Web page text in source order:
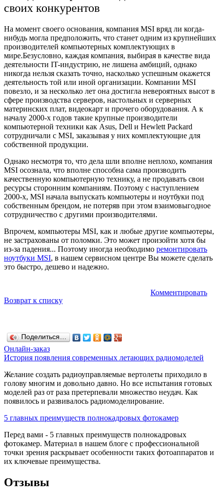
своих конкурентов
На момент своего основания, компания MSI вряд ли когда-
нибудь могла предположить, что станет одним из крупнейших
производителей компьютерных комплектующих в
мире.Безусловно, каждая компания, выбирая в качестве вида
деятельности IT-индустрию, не лишена амбиций, однако
никогда нельзя сказать точно, насколько успешным окажется
деятельность той или иной организации. Компании MSI
повезло, и за несколько лет она достигла невероятных высот в
сфере производства серверов, настольных и серверных
материнских плат, видеокарт и прочего оборудования. А к
началу 2000-х годов такие крупные производители
компьютерной техники как Asus, Dell и Hewlett Packard
сотрудничали с MSI, заказывая у них комплектующие для
собственной продукции.
Однако несмотря то, что дела шли вполне неплохо, компания
MSI осознала, что вполне способна сама производить
качественную компьютерную технику, а не продавать свои
ресурсы сторонним компаниям. Поэтому с наступлением
2000-х, MSI начала выпускать компьютеры и ноутбуки под
собственным брендом, не потеряв при этом взаимовыгодное
сотрудничество с другими производителями.
Впрочем, компьютеры MSI, как и любые другие компьютеры,
не застрахованы от поломки. Это может произойти хотя бы
из-за падения... Поэтому иногда необходимо ремонтировать
ноутбуки MSI, в нашем сервисном центре Вы можете сделать
это быстро, дешево и надежно.
Комментировать
Возврат к списку
Поделиться…
Онлайн-заказ
История появления современных летающих радиомоделей
Желание создать радиоуправляемые вертолеты приходило в
голову многим и довольно давно. Но все испытания готовых
моделей раз от раза претерпевали множество неудач. Как
появилось и развивалось радиомоделирование.
5 главных преимуществ полнокадровых фотокамер
Перед вами - 5 главных преимуществ полнокадровых
фотокамер. Материал в нашем блоге с профессиональной
точки зрения раскрывает особенности таких фотоаппаратов и
их ключевые преимущества.
Отзывы